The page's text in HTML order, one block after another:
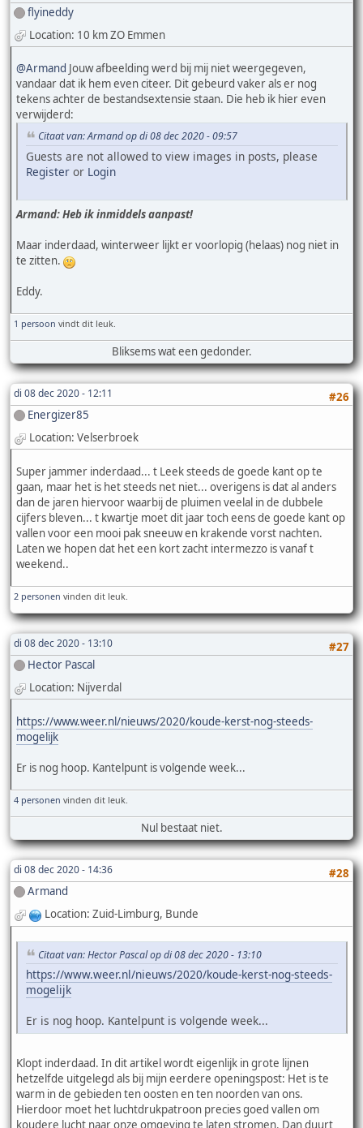
flyineddy
Location: 10 km ZO Emmen
@Armand Jouw afbeelding werd bij mij niet weergegeven,
vandaar dat ik hem even citeer. Dit gebeurd vaker als er nog
tekens achter de bestandsextensie staan. Die heb ik hier even
verwijderd:
Citaat van: Armand op di 08 dec 2020 - 09:57
Guests are not allowed to view images in posts, please
Register or Login
Armand: Heb ik inmiddels aanpast!
Maar inderdaad, winterweer lijkt er voorlopig (helaas) nog niet in
te zitten.
Eddy.
1 persoon vindt dit leuk.
Bliksems wat een gedonder.
di 08 dec 2020 - 12:11
#26
Energizer85
Location: Velserbroek
Super jammer inderdaad... t Leek steeds de goede kant op te
gaan, maar het is het steeds net niet... overigens is dat al anders
dan de jaren hiervoor waarbij de pluimen veelal in de dubbele
cijfers bleven... t kwartje moet dit jaar toch eens de goede kant op
vallen voor een mooi pak sneeuw en krakende vorst nachten.
Laten we hopen dat het een kort zacht intermezzo is vanaf t
weekend..
2 personen vinden dit leuk.
di 08 dec 2020 - 13:10
#27
Hector Pascal
Location: Nijverdal
https://www.weer.nl/nieuws/2020/koude-kerst-nog-steeds-
mogelijk
Er is nog hoop. Kantelpunt is volgende week...
4 personen vinden dit leuk.
Nul bestaat niet.
di 08 dec 2020 - 14:36
#28
Armand
Location: Zuid-Limburg, Bunde
Citaat van: Hector Pascal op di 08 dec 2020 - 13:10
https://www.weer.nl/nieuws/2020/koude-kerst-nog-steeds-
mogelijk
Er is nog hoop. Kantelpunt is volgende week...
Klopt inderdaad. In dit artikel wordt eigenlijk in grote lijnen
hetzelfde uitgelegd als bij mijn eerdere openingspost: Het is te
warm in de gebieden ten oosten en ten noorden van ons.
Hierdoor moet het luchtdrukpatroon precies goed vallen om
koudere lucht naar onze omgeving te laten stromen. Dan duurt